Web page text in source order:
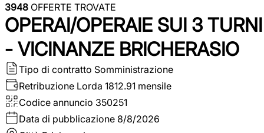
3948 OFFERTE TROVATE
OPERAI/OPERAIE SUI 3 TURNI
- VICINANZE BRICHERASIO
Tipo di contratto Somministrazione
Retribuzione Lorda 1812.91 mensile
Codice annuncio 350251
Data di pubblicazione 8/8/2026